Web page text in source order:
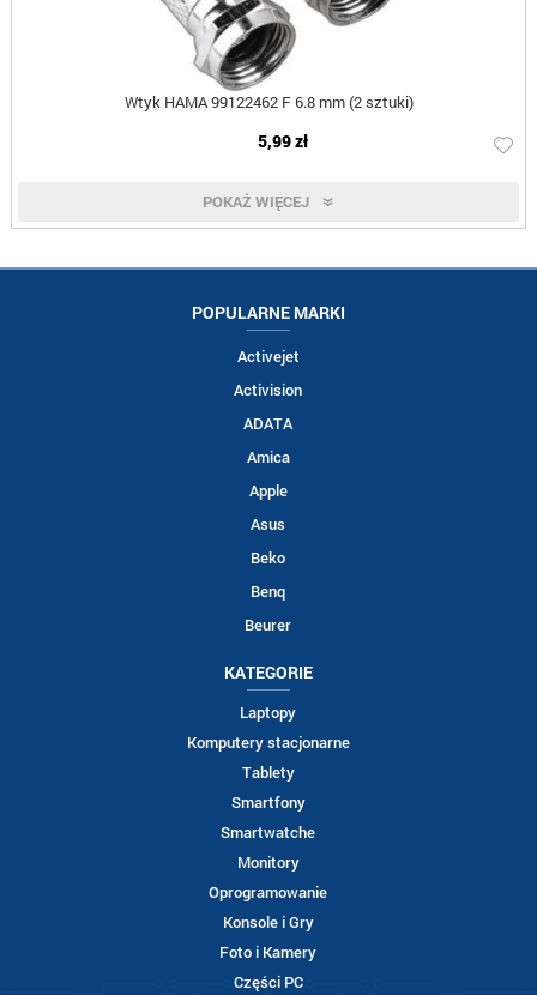
Wtyk HAMA 99122462 F 6.8 mm (2 sztuki)
5,99 zł
POKAŻ WIĘCEJ
POPULARNE MARKI
Activejet
Activision
ADATA
Amica
Apple
Asus
Beko
Benq
Beurer
KATEGORIE
Laptopy
Komputery stacjonarne
Tablety
Smartfony
Smartwatche
Monitory
Oprogramowanie
Konsole i Gry
Foto i Kamery
Części PC